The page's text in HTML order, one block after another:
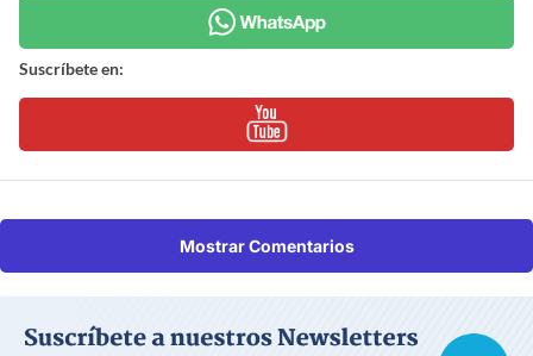
Suscríbete en:
Mostrar Comentarios